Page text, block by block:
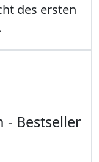
des ersten
- Bestseller